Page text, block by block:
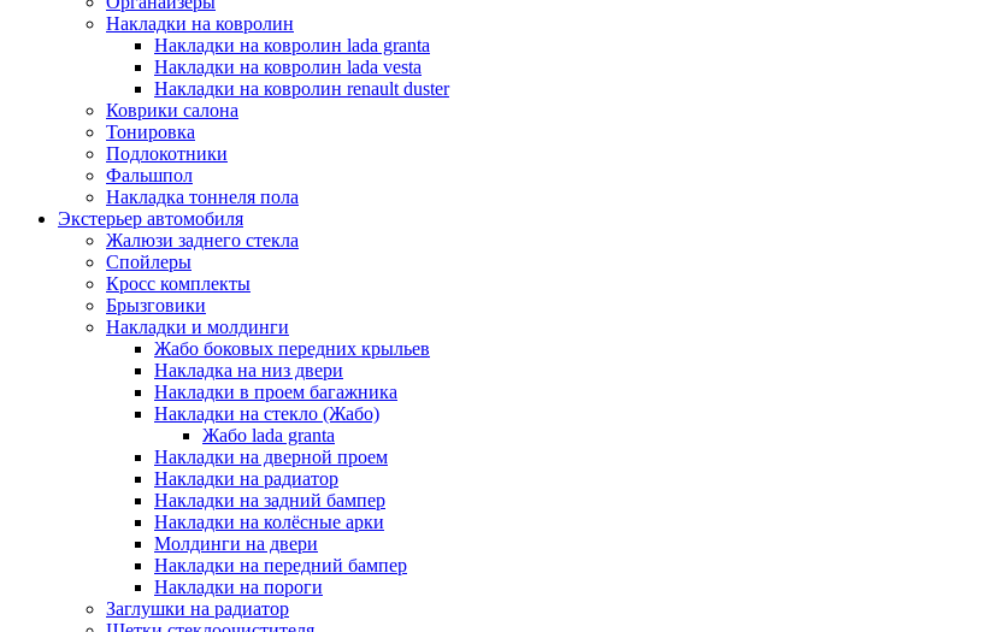
Накладки на ковролин
Накладки на ковролин lada granta
Накладки на ковролин lada vesta
Накладки на ковролин renault duster
Коврики салона
Тонировка
Подлокотники
Фальшпол
Накладка тоннеля пола
Экстерьер автомобиля
Жалюзи заднего стекла
Спойлеры
Кросс комплекты
Брызговики
Накладки и молдинги
Жабо боковых передних крыльев
Накладка на низ двери
Накладки в проем багажника
Накладки на стекло (Жабо)
Жабо lada granta
Накладки на дверной проем
Накладки на радиатор
Накладки на задний бампер
Накладки на колёсные арки
Молдинги на двери
Накладки на передний бампер
Накладки на пороги
Заглушки на радиатор